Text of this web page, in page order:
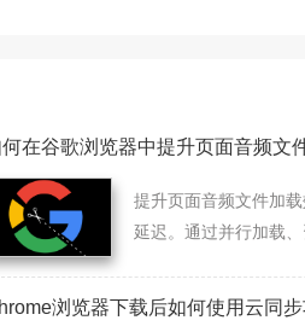
在谷歌浏览器中提升页面音频文
提升页面音频文件加
延迟。通过并行加载、
播放，改善用户的听觉
浏览器下载后如何使用云同